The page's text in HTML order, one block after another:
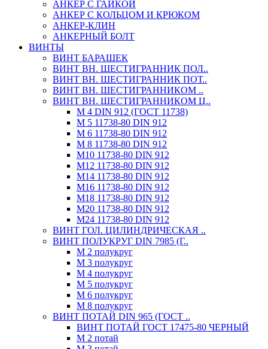
АНКЕР С ГАЙКОЙ
АНКЕР С КОЛЬЦОМ И КРЮКОМ
АНКЕР-КЛИН
АНКЕРНЫЙ БОЛТ
ВИНТЫ
ВИНТ БАРАШЕК
ВИНТ ВН. ШЕСТИГРАННИК ПОЛ..
ВИНТ ВН. ШЕСТИГРАННИК ПОТ..
ВИНТ ВН. ШЕСТИГРАННИКОМ ..
ВИНТ ВН. ШЕСТИГРАННИКОМ Ц..
М 4 DIN 912 (ГОСТ 11738)
М 5 11738-80 DIN 912
М 6 11738-80 DIN 912
М 8 11738-80 DIN 912
М10 11738-80 DIN 912
М12 11738-80 DIN 912
М14 11738-80 DIN 912
М16 11738-80 DIN 912
М18 11738-80 DIN 912
М20 11738-80 DIN 912
М24 11738-80 DIN 912
ВИНТ ГОЛ. ЦИЛИНДРИЧЕСКАЯ ..
ВИНТ ПОЛУКРУГ DIN 7985 (Г..
М 2 полукруг
М 3 полукруг
М 4 полукруг
М 5 полукруг
М 6 полукруг
М 8 полукруг
ВИНТ ПОТАЙ DIN 965 (ГОСТ ..
ВИНТ ПОТАЙ ГОСТ 17475-80 ЧЕРНЫЙ
М 2 потай